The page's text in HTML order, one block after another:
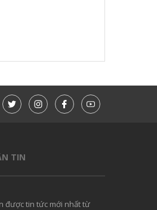
TIN
được tin tức mới nhất từ